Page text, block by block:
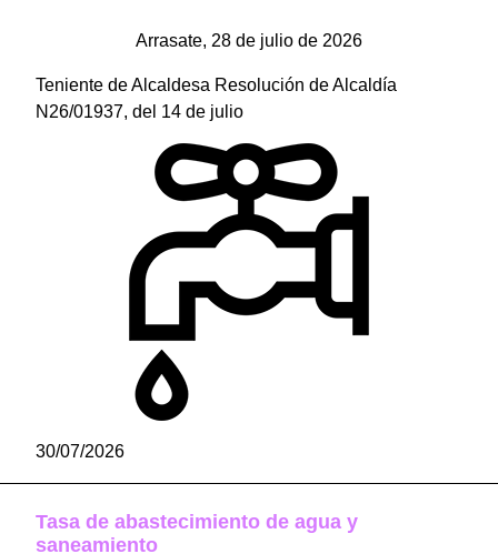
Arrasate, 28 de julio de 2026
Teniente de Alcaldesa Resolución de Alcaldía
N26/01937, del 14 de julio
30/07/2026
Tasa de abastecimiento de agua y
saneamiento